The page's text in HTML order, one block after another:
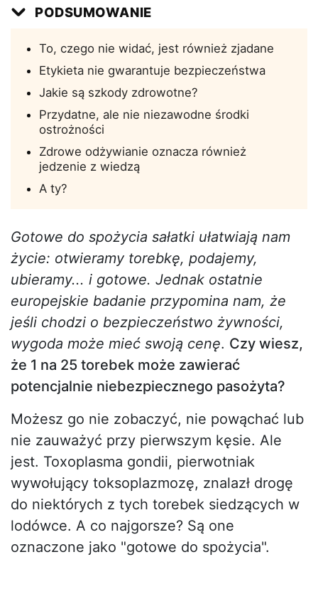
PODSUMOWANIE
To, czego nie widać, jest również zjadane
Etykieta nie gwarantuje bezpieczeństwa
Jakie są szkody zdrowotne?
Przydatne, ale nie niezawodne środki
ostrożności
Zdrowe odżywianie oznacza również
jedzenie z wiedzą
A ty?
Gotowe do spożycia sałatki ułatwiają nam
życie: otwieramy torebkę, podajemy,
ubieramy... i gotowe. Jednak ostatnie
europejskie badanie przypomina nam, że
jeśli chodzi o bezpieczeństwo żywności,
wygoda może mieć swoją cenę. Czy wiesz,
że 1 na 25 torebek może zawierać
potencjalnie niebezpiecznego pasożyta?
Możesz go nie zobaczyć, nie powąchać lub
nie zauważyć przy pierwszym kęsie. Ale
jest. Toxoplasma gondii, pierwotniak
wywołujący toksoplazmozę, znalazł drogę
do niektórych z tych torebek siedzących w
lodówce. A co najgorsze? Są one
oznaczone jako "gotowe do spożycia".